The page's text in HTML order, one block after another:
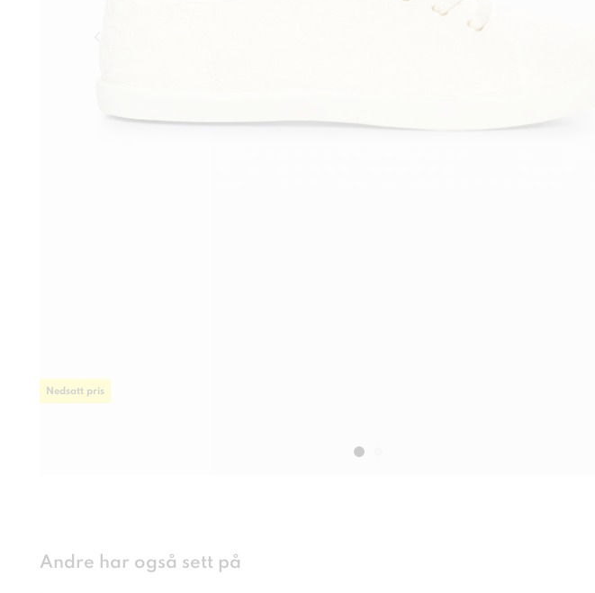
Nedsatt pris
Andre har også sett på